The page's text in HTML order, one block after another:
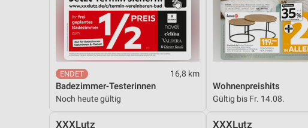
16,8 km
Badezimmer-Testerinnen
Noch heute gültig
Wohnenpreishits
Gültig bis Fr. 14.08.
XXXLutz XXXLutz
Nicht-IAB-Verarbeitungszwecke:
Performance
Funktional